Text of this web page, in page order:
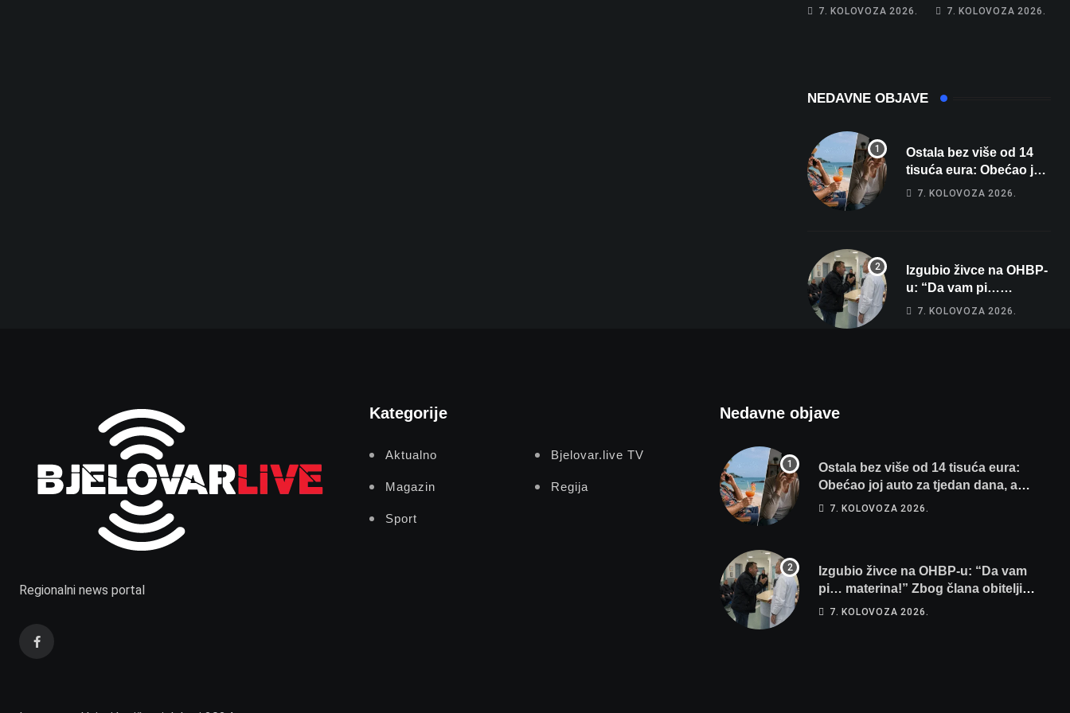
31, u Bjelovaru
7. KOLOVOZA 2026.
Zrmanju!
kupu POSKOK 3
7. KOLOVOZA 2026.
NEDAVNE OBJAVE
Ostala bez više od 14
tisuća eura: Obećao joj
auto za tjedan dana, a
7. KOLOVOZA 2026.
Izgubio živce na OHBP-
u: “Da vam pi…
materina!” Zbog člana
7. KOLOVOZA 2026.
Regionalni news portal
Kategorije
Aktualno Bjelovar.live TV
Magazin Regija
Sport
Nedavne objave
Ostala bez više od 14 tisuća eura:
Obećao joj auto za tjedan dana, a
zatim izmišljao opravdanja
7. KOLOVOZA 2026.
Izgubio živce na OHBP-u: “Da vam
pi… materina!” Zbog člana obitelji
vrijeđao i vikao na djelatnike
7. KOLOVOZA 2026.